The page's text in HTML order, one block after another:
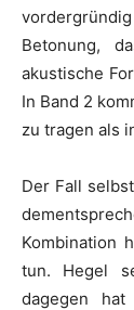
Betonung,
akustische
In Band 2
zu tragen als
Der Fall
Kombination
tun. Hegel
dagegen